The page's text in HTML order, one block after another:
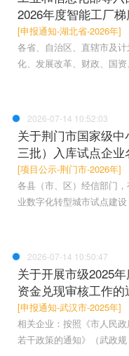
2026年度智能工厂
[申报通知-湖北省-2026年]
各省、自治区、直辖市及
化、发展改革、财政、国
2026-07-14 10:52:03
关于荆门市国家级
三批）入库试点企
[项目公示-荆门市-2026年]
各县（市、区）经信部门
业数字化转型城市试点建
2026-07-14 10:50:47
关于开展市级2025
资金兑现审核工作的
[申报通知-武汉市-2025年]
相关企业：按照《市人民
若干政策的通知》（武政